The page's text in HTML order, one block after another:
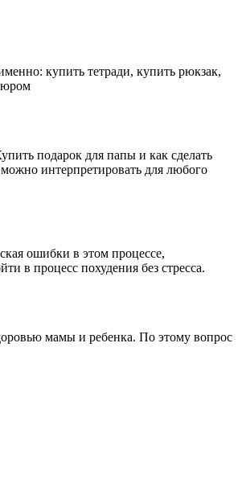
купить тетради, купить рюкзак,
подарок для папы и как сделать
интерпретировать для любого
ошибки в этом процессе,
в процесс похудения без стресса.
мамы и ребенка. По этому вопрос